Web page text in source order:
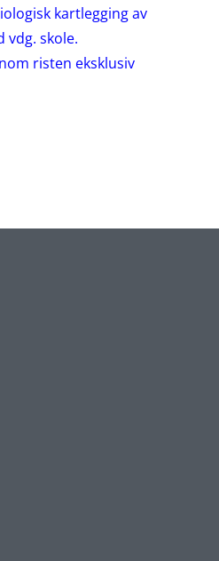
kartlegging av
vdg. skole.
risten eksklusiv